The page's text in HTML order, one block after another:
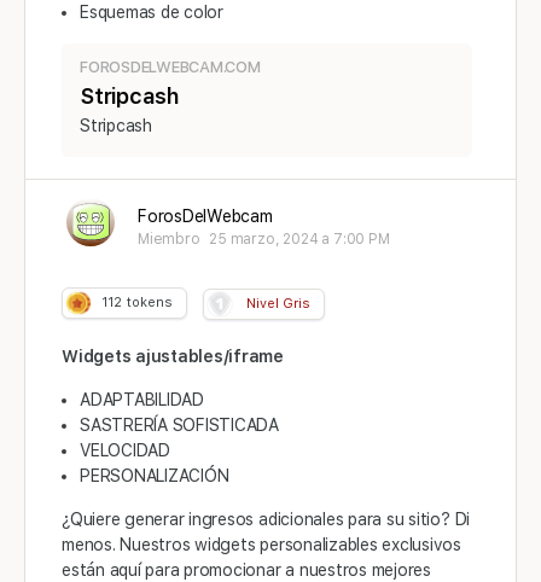
Esquemas de color
FOROSDELWEBCAM.COM
Stripcash
Stripcash
ForosDelWebcam
Miembro 25 marzo, 2024 a 7:00 PM
112 tokens Nivel Gris
Widgets ajustables/iframe
ADAPTABILIDAD
SASTRERÍA SOFISTICADA
VELOCIDAD
PERSONALIZACIÓN
¿Quiere generar ingresos adicionales para su sitio? Di
menos. Nuestros widgets personalizables exclusivos
están aquí para promocionar a nuestros mejores